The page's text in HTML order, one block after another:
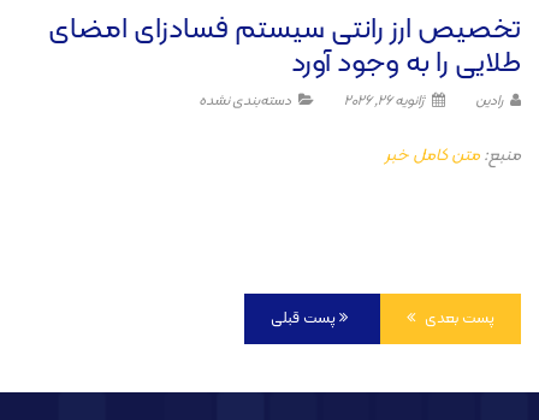
تخصیص ارز رانتی سیستم فسادزای امضای
طلایی را به وجود آورد
رادین ژانویه 26, 2026 دسته‌بندی نشده
منبع:متن کامل خبر
پست قبلی پست بعدی